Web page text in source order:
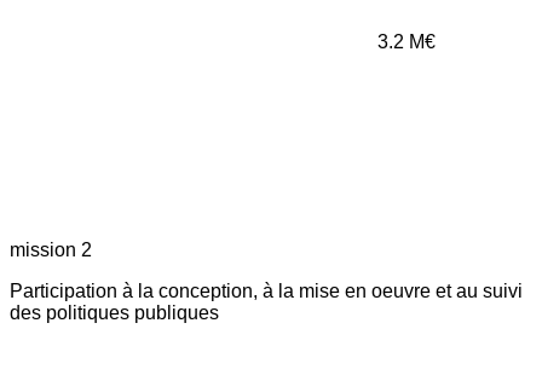
3.2 M€
mission 2
Participation à la conception, à la mise en oeuvre et au suivi
des politiques publiques